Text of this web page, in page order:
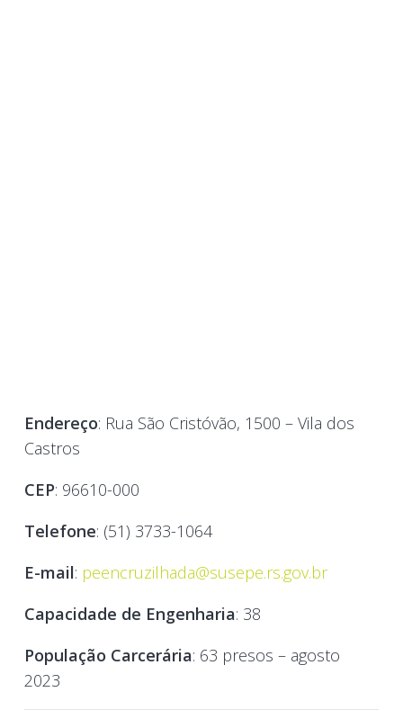
Endereço: Rua São Cristóvão, 1500 – Vila dos
Castros
CEP: 96610-000
Telefone: (51) 3733-1064
E-mail: peencruzilhada@susepe.rs.gov.br
Capacidade de Engenharia: 38
População Carcerária: 63 presos – agosto
2023